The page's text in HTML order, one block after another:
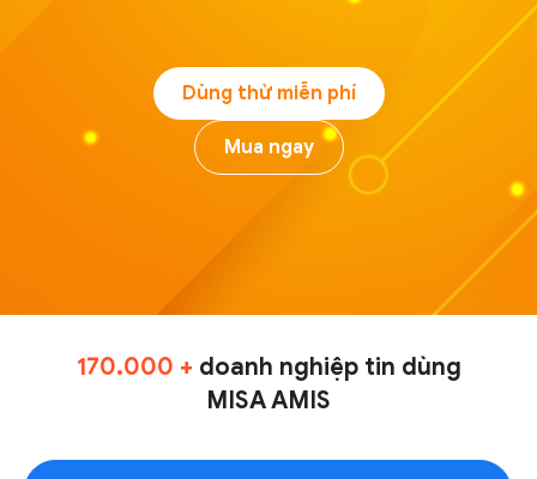
Dùng thử miễn phí
Mua ngay
170.000 + doanh nghiệp tin dùng
MISA AMIS